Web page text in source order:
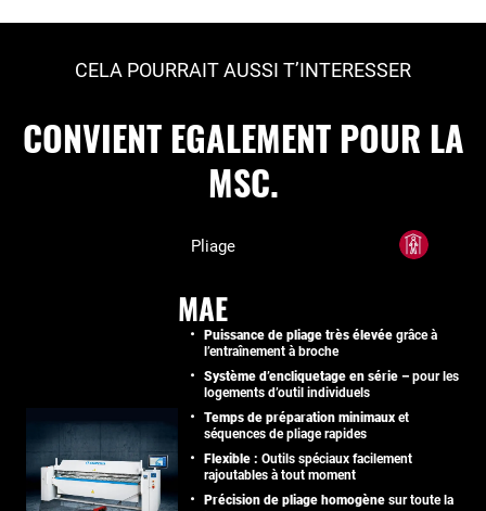
CELA POURRAIT AUSSI T’INTERESSER
CONVIENT EGALEMENT POUR LA
MSC.
Pliage
MAE
Puissance de pliage très élevée grâce à
l’entraînement à broche
Système d’encliquetage en série – pour les
logements d’outil individuels
Temps de préparation minimaux et
séquences de pliage rapides
Flexible : Outils spéciaux facilement
rajoutables à tout moment
Précision de pliage homogène sur toute la